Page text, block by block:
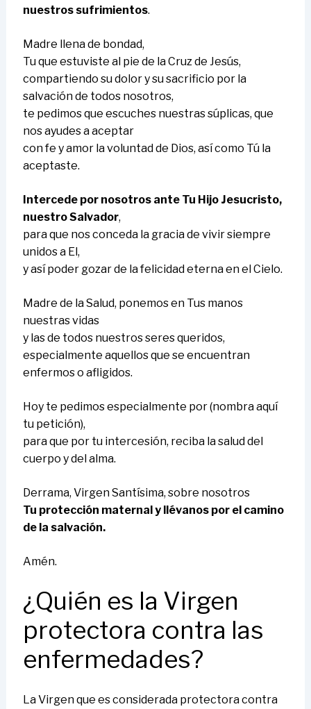
nuestros sufrimientos.
Madre llena de bondad,
Tu que estuviste al pie de la Cruz de Jesús,
compartiendo su dolor y su sacrificio por la
salvación de todos nosotros,
te pedimos que escuches nuestras súplicas, que
nos ayudes a aceptar
con fe y amor la voluntad de Dios, así como Tú la
aceptaste.
Intercede por nosotros ante Tu Hijo Jesucristo,
nuestro Salvador,
para que nos conceda la gracia de vivir siempre
unidos a El,
y así poder gozar de la felicidad eterna en el Cielo.
Madre de la Salud, ponemos en Tus manos
nuestras vidas
y las de todos nuestros seres queridos,
especialmente aquellos que se encuentran
enfermos o afligidos.
Hoy te pedimos especialmente por (nombra aquí
tu petición),
para que por tu intercesión, reciba la salud del
cuerpo y del alma.
Derrama, Virgen Santísima, sobre nosotros
Tu protección maternal y llévanos por el camino
de la salvación.
Amén.
¿Quién es la Virgen
protectora contra las
enfermedades?
La Virgen que es considerada protectora contra